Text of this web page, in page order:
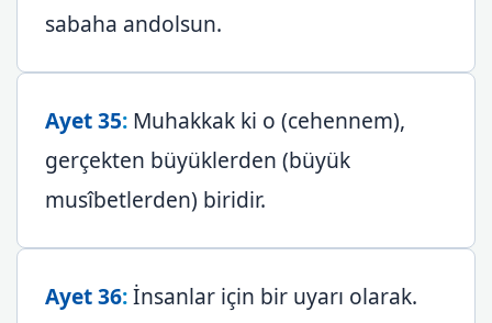
sabaha andolsun.
Ayet 35: Muhakkak ki o (cehennem),
gerçekten büyüklerden (büyük
musîbetlerden) biridir.
Ayet 36:İnsanlar için bir uyarı olarak.